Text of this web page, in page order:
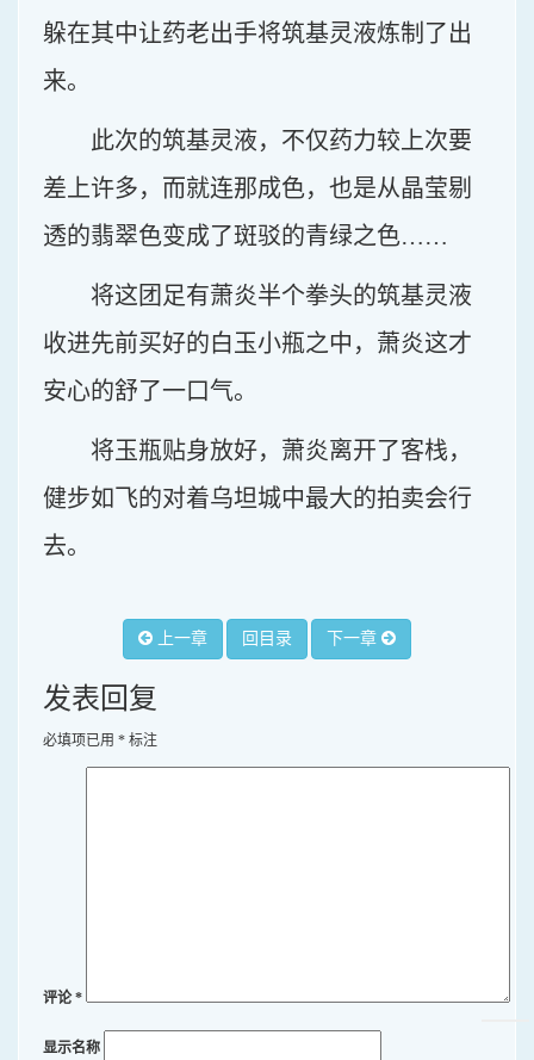
躲在其中让药老出手将筑基灵液炼制了出
来。
此次的筑基灵液，不仅药力较上次要
差上许多，而就连那成色，也是从晶莹剔
透的翡翠色变成了斑驳的青绿之色……
将这团足有萧炎半个拳头的筑基灵液
收进先前买好的白玉小瓶之中，萧炎这才
安心的舒了一口气。
将玉瓶贴身放好，萧炎离开了客栈，
健步如飞的对着乌坦城中最大的拍卖会行
去。
上一章 回目录 下一章
发表回复
必填项已用 * 标注
评论*
显示名称